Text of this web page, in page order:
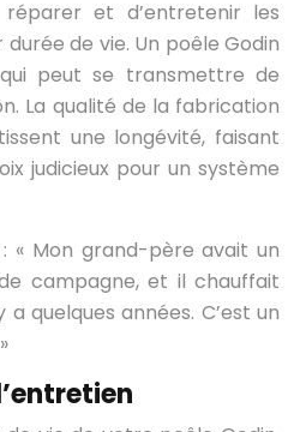
et d’entretenir les
de vie. Un poêle Godin
peut se transmettre de
La qualité de la fabrication
une longévité, faisant
judicieux pour un système
« Mon grand-père avait un
campagne, et il chauffait
quelques années. C’est un